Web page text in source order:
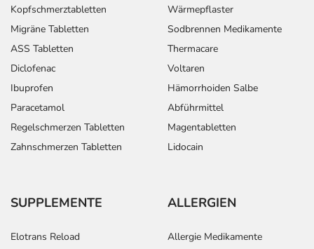
Kopfschmerztabletten
Migräne Tabletten
ASS Tabletten
Diclofenac
Ibuprofen
Paracetamol
Regelschmerzen Tabletten
Zahnschmerzen Tabletten
Wärmepflaster
Sodbrennen Medikamente
Thermacare
Voltaren
Hämorrhoiden Salbe
Abführmittel
Magentabletten
Lidocain
SUPPLEMENTE
Elotrans Reload
ALLERGIEN
Allergie Medikamente